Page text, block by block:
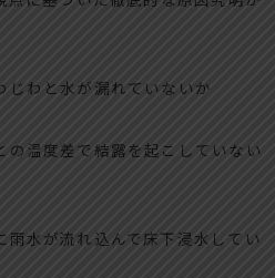
じわと水が漏れていないか
の温度差で結露を起こしていない
雨水が流れ込んで床下浸水してい